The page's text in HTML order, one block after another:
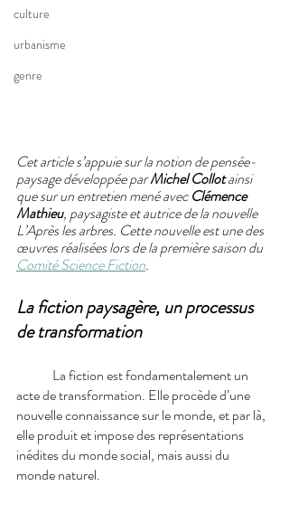
culture
urbanisme
genre
Cet article s’appuie sur la notion de pensée-
paysage développée par Michel Collot ainsi
que sur un entretien mené avec Clémence
Mathieu, paysagiste et autrice de la nouvelle
L’Après les arbres. Cette nouvelle est une des
œuvres réalisées lors de la première saison du
Comité Science Fiction.
La fiction paysagère, un processus
de transformation
La fiction est fondamentalement un
acte de transformation. Elle procède d’une
nouvelle connaissance sur le monde, et par là,
elle produit et impose des représentations
inédites du monde social, mais aussi du
monde naturel.